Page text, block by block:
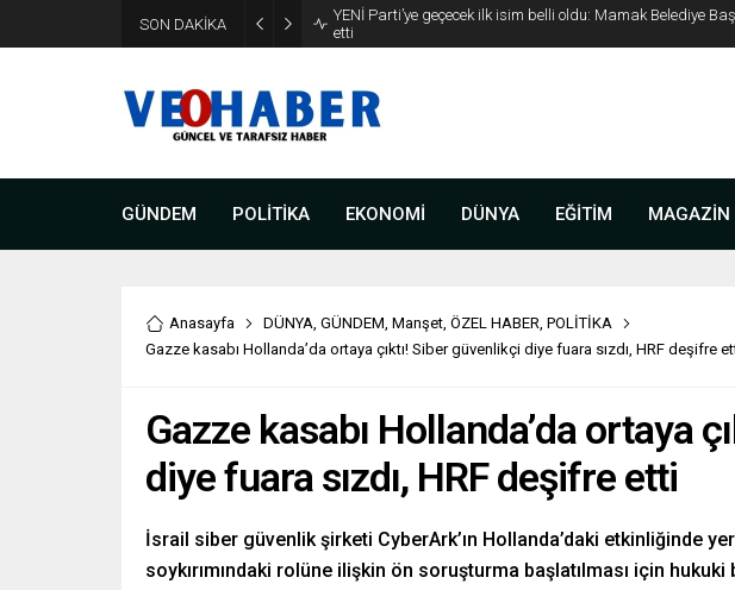
SON DAKİKA
YENİ Parti’ye geçecek ilk isim belli oldu: Mamak Belediye
etti
GÜNDEM POLİTİKA EKONOMİ DÜNYA EĞİTİM MAGAZİN
Anasayfa DÜNYA, GÜNDEM, Manşet, ÖZEL HABER, POLİTİKA
Gazze kasabı Hollanda’da ortaya çıktı! Siber güvenlikçi diye fuara sızdı, HRF deşifre
Gazze kasabı Hollanda’da ortaya
diye fuara sızdı, HRF deşifre etti
İsrail siber güvenlik şirketi CyberArk’ın Hollanda’daki etkinliğinde
soykırımındaki rolüne ilişkin ön soruşturma başlatılması için